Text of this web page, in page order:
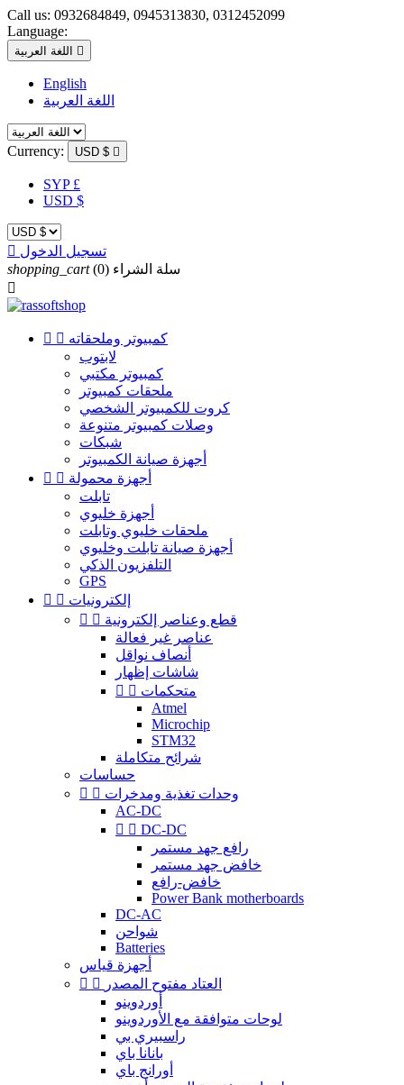
Call us: 0932684849, 0945313830, 0312452099
Language:
اللغة العربية 
English
اللغة العربية
Currency: USD $ 
SYP £
USD $
 تسجيل الدخول
shopping_cart
سلة الشراء (0)

  كمبيوتر وملحقاته
لابتوب
كمبيوتر مكتبي
ملحقات كمبيوتر
كروت للكمبيوتر الشخصي
وصلات كمبيوتر متنوعة
شبكات
أجهزة صيانة الكمبيوتر
  أجهزة محمولة
تابلت
أجهزة خليوي
ملحقات خليوي وتابلت
أجهزة صيانة تابلت وخليوي
التلفزيون الذكي
GPS
  إلكترونيات
  قطع وعناصر إلكترونية
عناصر غير فعالة
أنصاف نواقل
شاشات إظهار
  متحكمات
Atmel
Microchip
STM32
شرائح متكاملة
حساسات
  وحدات تغذية ومدخرات
AC-DC
  DC-DC
رافع جهد مستمر
خافض جهد مستمر
خافض-رافع
Power Bank motherboards
DC-AC
شواحن
Batteries
أجهزة قياس
 
العتاد مفتوح المصدر
أوردوينو
لوحات متوافقة مع الأوردوينو
راسبيري بي
بانانا باي
أورانج باي